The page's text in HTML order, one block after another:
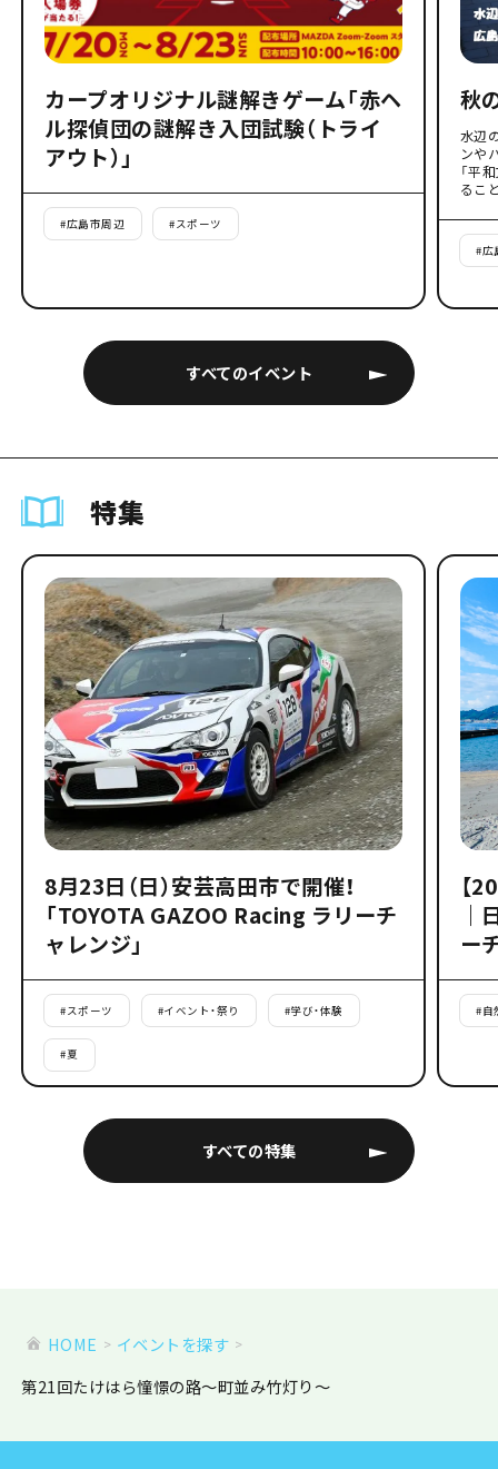
すべてのイベント
カープオリジナル謎解きゲーム「赤ヘ
ル探偵団の謎解き入団試験（トライ
アウト）」
#広島市周辺 #スポーツ
秋
水辺
ンや
「平
るこ
#広
特集
すべての特集
8月23日（日）安芸高田市で開催！
「TOYOTA GAZOO Racing ラリーチ
ャレンジ」
#スポーツ #イベント・祭り #学び・体験
#夏
【
｜
ー
#自
HOME
イベントを探す
第21回たけはら憧憬の路～町並み竹灯り～